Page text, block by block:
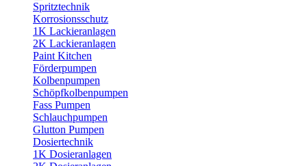
Spritztechnik
Korrosionsschutz
1K Lackieranlagen
2K Lackieranlagen
Paint Kitchen
Förderpumpen
Kolbenpumpen
Schöpfkolbenpumpen
Fass Pumpen
Schlauchpumpen
Glutton Pumpen
Dosiertechnik
1K Dosieranlagen